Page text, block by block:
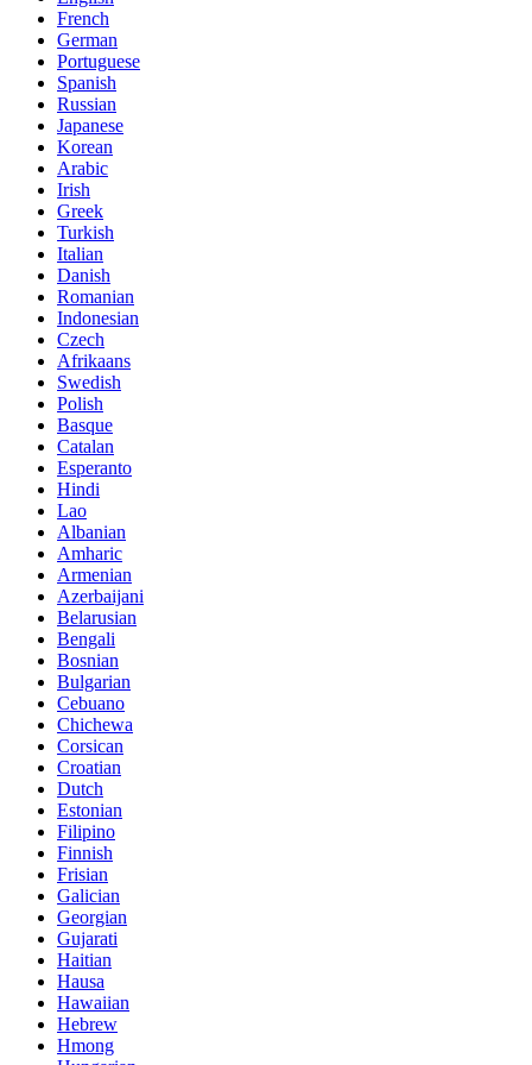
French
German
Portuguese
Spanish
Russian
Japanese
Korean
Arabic
Irish
Greek
Turkish
Italian
Danish
Romanian
Indonesian
Czech
Afrikaans
Swedish
Polish
Basque
Catalan
Esperanto
Hindi
Lao
Albanian
Amharic
Armenian
Azerbaijani
Belarusian
Bengali
Bosnian
Bulgarian
Cebuano
Chichewa
Corsican
Croatian
Dutch
Estonian
Filipino
Finnish
Frisian
Galician
Georgian
Gujarati
Haitian
Hausa
Hawaiian
Hebrew
Hmong